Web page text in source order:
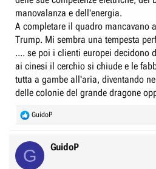
manovalanza e dell'energia.
A completare il quadro mancavano
Trump. Mi sembra una tempesta
.... se poi i clienti europei decidono
ai cinesi il cerchio si chiude e le
tutta a gambe all'aria, diventando
delle colonie del grande dragone
R
e
t
GuidoP
G GuidoP